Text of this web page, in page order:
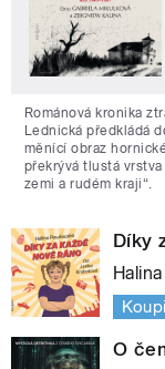
Románová kronika
Lednická předkládá
měnící obraz
překrývá tlustá
zemi a rudém kraji“.
Díky
O